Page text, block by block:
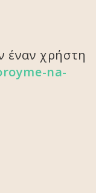
έναν χρήστη
na-